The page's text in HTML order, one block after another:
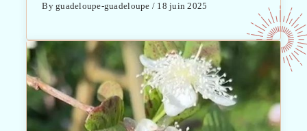
By guadeloupe-guadeloupe / 18 juin 2025